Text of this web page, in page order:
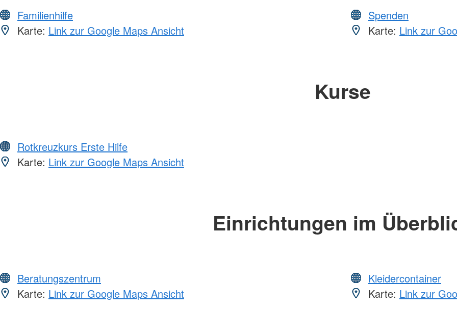
Familienhilfe
Karte: Link zur Google Maps Ansicht
Spenden
Karte: Link zur
Kurse
Rotkreuzkurs Erste Hilfe
Karte: Link zur Google Maps Ansicht
Einrichtungen im
Beratungszentrum
Karte: Link zur Google Maps Ansicht
Kleidercontainer
Karte: Link zur